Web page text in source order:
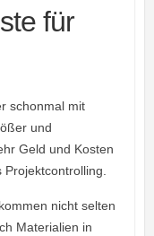
für
schonmal mit
und
Geld und Kosten
nicht selten
Materialien in